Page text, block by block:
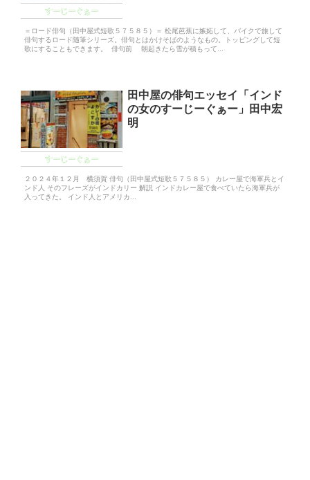
すーじーぐぁー
＝ロード俳句（田中屋式短歌５７５８５）＝ 松尾芭蕉に嫉妬して、バイクで旅して
俳句するロード随筆シリーズ。俳句とはかけそばのようなもの。トッピングして短
歌にすることもできます。 俳句前 朝起きたら雪が積もって...
すーじーぐぁー
田中屋の俳句エッセイ「インド
の女のすーじーぐぁー」田中宏
明
２０２４年１２月 横須賀 俳句（田中屋式短歌５７５８５） カレー屋で海軍兵とイ
ンド人 そのフレーズがインドカリー 解説 インドカレー屋で食べていたら海軍兵が
入ってきた。 インド人とアメリカ...